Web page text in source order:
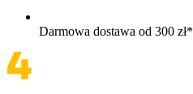
Darmowa dostawa od 300 zł*